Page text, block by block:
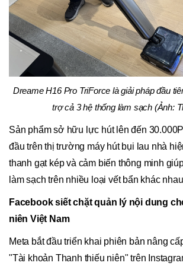
Dreame H16 Pro TriForce là giải pháp đầu
trợ cả 3 hệ thống làm sạch (Ảnh:
Sản phẩm sở hữu lực hút lên đến
đầu trên thị trường máy hút bụi lau nhà
thanh gạt kép và cảm biến thông minh
làm sạch trên nhiều loại vết bẩn khác
Facebook siết chặt quản lý nội dung
niên Việt Nam
Meta bắt đầu triển khai phiên bản nâng
"Tài khoản Thanh thiếu niên" trên